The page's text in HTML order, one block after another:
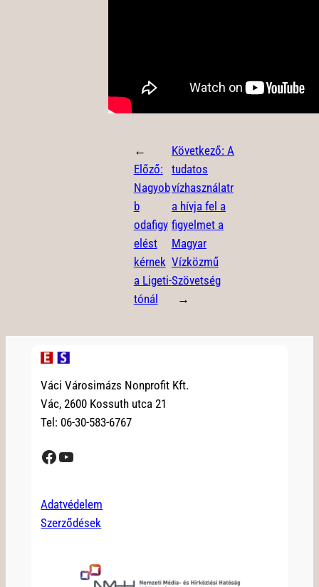
←
Előző:
Nagyob
b
odafigy
elést
kérnek
a Ligeti-
tónál
Következő: A
tudatos
vízhasználatr
a hívja fel a
figyelmet a
Magyar
Vízközmű
Szövetség
→
Váci Városimázs Nonprofit Kft.
Vác, 2600 Kossuth utca 21
Tel: 06-30-583-6767
Facebook YouTube
Adatvédelem
Szerződések